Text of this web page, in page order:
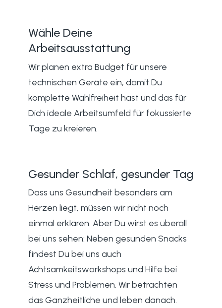
Wähle Deine
Arbeitsausstattung
Wir planen extra Budget für unsere
technischen Geräte ein, damit Du
komplette Wahlfreiheit hast und das für
Dich ideale Arbeitsumfeld für fokussierte
Tage zu kreieren.
Gesunder Schlaf, gesunder Tag
Dass uns Gesundheit besonders am
Herzen liegt, müssen wir nicht noch
einmal erklären. Aber Du wirst es überall
bei uns sehen: Neben gesunden Snacks
findest Du bei uns auch
Achtsamkeitsworkshops und Hilfe bei
Stress und Problemen. Wir betrachten
das Ganzheitliche und leben danach.